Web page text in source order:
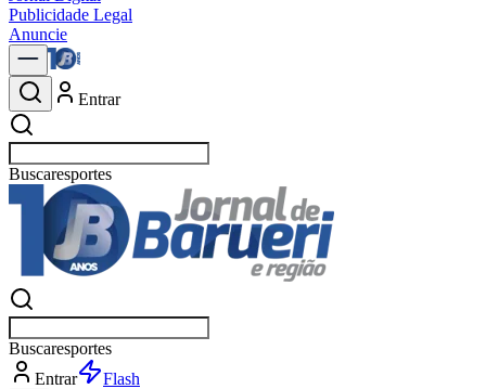
Publicidade Legal
Anuncie
Entrar
Buscar
Buscar
Entrar
Flash